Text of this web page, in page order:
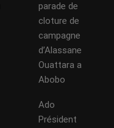
parade de
cloture de
campagne
d’Alassane
Ouattara a
Abobo
Ado
Président